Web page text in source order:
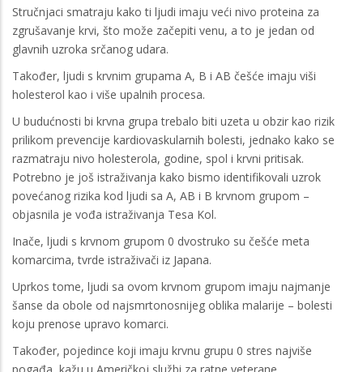
Stručnjaci smatraju kako ti ljudi imaju veći nivo proteina za
zgrušavanje krvi, što može začepiti venu, a to je jedan od
glavnih uzroka srčanog udara.
Također, ljudi s krvnim grupama A, B i AB češće imaju viši
holesterol kao i više upalnih procesa.
U budućnosti bi krvna grupa trebalo biti uzeta u obzir kao rizik
prilikom prevencije kardiovaskularnih bolesti, jednako kako se
razmatraju nivo holesterola, godine, spol i krvni pritisak.
Potrebno je još istraživanja kako bismo identifikovali uzrok
povećanog rizika kod ljudi sa A, AB i B krvnom grupom –
objasnila je vođa istraživanja Tesa Kol.
Inače, ljudi s krvnom grupom 0 dvostruko su češće meta
komarcima, tvrde istraživači iz Japana.
Uprkos tome, ljudi sa ovom krvnom grupom imaju najmanje
šanse da obole od najsmrtonosnijeg oblika malarije – bolesti
koju prenose upravo komarci.
Također, pojedince koji imaju krvnu grupu 0 stres najviše
pogađa, kažu u Američkoj službi za ratne veterane.